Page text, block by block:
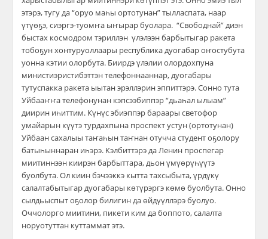
этэрэ, тугу да “оруо маһы ортотунан” тылласпата, наар
үтүөҕэ, сиэргэ-туомҥа ыҥырар буолара. “Свободнай” диэн
быстах космодром тэриллэн үлэлээн барбытыгар ракета
тобоҕун хонтуруоллаары республика дуогабар оҥостубута
уонна кэтии олорбута. Биирдэ үлэлии олордохпуна
министиэристибэттэн телефоннааннар, дуогабары
тутуспакка ракета ыытан эрэллэрин эппиттэрэ. Сонно тута
Уйбааҥҥа телефонунан кэпсээбиппэр “дьаһал ылыам”
диирин иһиттим. Күнүс эбиэппэр бараары светофор
умайарын күүтэ турдахпына проспект устун (ортотунан)
Уйбаан сахалыы таҥаһын таҥнан отучча студент оҕолору
батыһыннаран иһэрэ. Кэлбиттэрэ да Ленин проспегар
миитиннээн киирэн барбыттара, дьон үмүөрүһүүтэ
буолбута. Ол киин бэчээккэ кытта тахсыбыта, үрдүкү
салалтабытыгар дуогабары көтүрэргэ көмө буолбута. Онно
сылдьыспыт оҕолор билигин да өйдүүллэрэ буолуо.
Оччолорго миитини, пикети ким да боппото, салалта
норуотуттан куттаммат этэ.